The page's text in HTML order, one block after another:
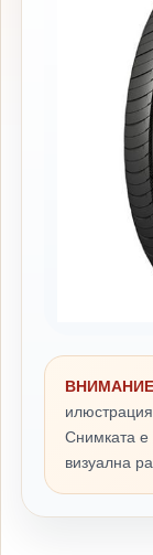
Снимката е
визуална